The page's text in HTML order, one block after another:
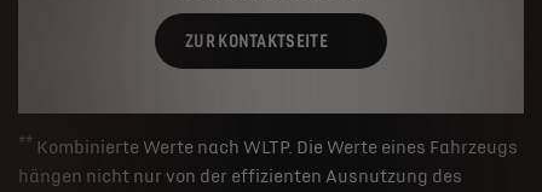
ZUR KONTAKTSEITE
** Kombinierte Werte nach WLTP. Die Werte eines Fahrzeugs
hängen nicht nur von der effizienten Ausnutzung des